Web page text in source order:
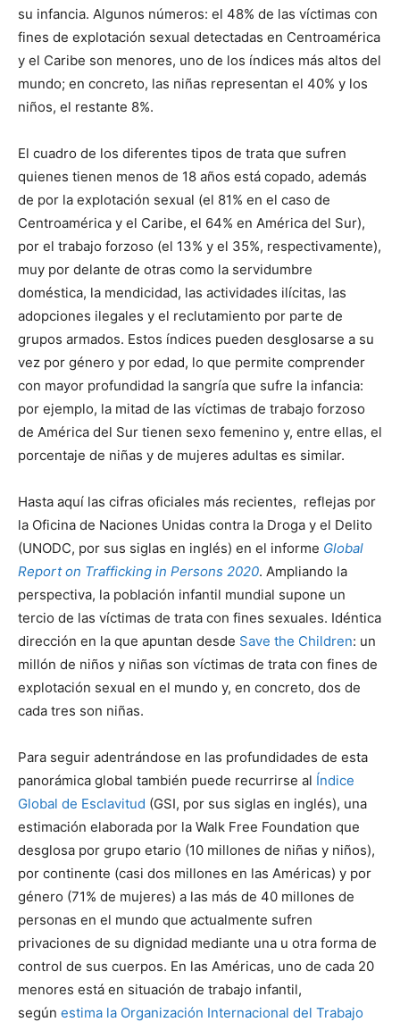
su infancia. Algunos números: el 48% de las víctimas con
fines de explotación sexual detectadas en Centroamérica
y el Caribe son menores, uno de los índices más altos del
mundo; en concreto, las niñas representan el 40% y los
niños, el restante 8%.
El cuadro de los diferentes tipos de trata que sufren
quienes tienen menos de 18 años está copado, además
de por la explotación sexual (el 81% en el caso de
Centroamérica y el Caribe, el 64% en América del Sur),
por el trabajo forzoso (el 13% y el 35%, respectivamente),
muy por delante de otras como la servidumbre
doméstica, la mendicidad, las actividades ilícitas, las
adopciones ilegales y el reclutamiento por parte de
grupos armados. Estos índices pueden desglosarse a su
vez por género y por edad, lo que permite comprender
con mayor profundidad la sangría que sufre la infancia:
por ejemplo, la mitad de las víctimas de trabajo forzoso
de América del Sur tienen sexo femenino y, entre ellas, el
porcentaje de niñas y de mujeres adultas es similar.
Hasta aquí las cifras oficiales más recientes, reflejas por
la Oficina de Naciones Unidas contra la Droga y el Delito
(UNODC, por sus siglas en inglés) en el informe Global
Report on Trafficking in Persons 2020. Ampliando la
perspectiva, la población infantil mundial supone un
tercio de las víctimas de trata con fines sexuales. Idéntica
dirección en la que apuntan desde Save the Children: un
millón de niños y niñas son víctimas de trata con fines de
explotación sexual en el mundo y, en concreto, dos de
cada tres son niñas.
Para seguir adentrándose en las profundidades de esta
panorámica global también puede recurrirse al Índice
Global de Esclavitud (GSI, por sus siglas en inglés), una
estimación elaborada por la Walk Free Foundation que
desglosa por grupo etario (10 millones de niñas y niños),
por continente (casi dos millones en las Américas) y por
género (71% de mujeres) a las más de 40 millones de
personas en el mundo que actualmente sufren
privaciones de su dignidad mediante una u otra forma de
control de sus cuerpos. En las Américas, uno de cada 20
menores está en situación de trabajo infantil,
según estima la Organización Internacional del Trabajo